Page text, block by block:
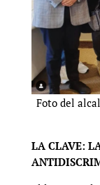
Foto del
LA CLAVE: